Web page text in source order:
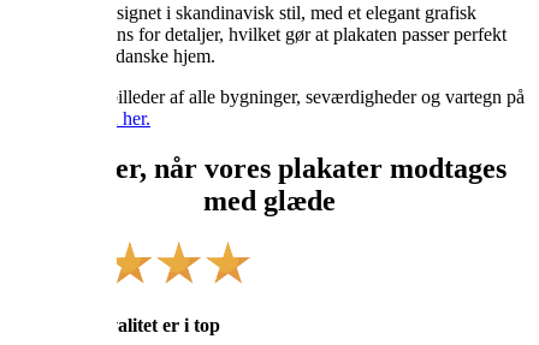
Plakaten er designet i skandinavisk stil, med et elegant grafisk
udtryk med sans for detaljer, hvilket gør at plakaten passer perfekt
ind i de fleste danske hjem.
Se navne og billeder af alle bygninger, seværdigheder og vartegn på
5000-plakaten her.
Vi elsker, når vores plakater modtages
med glæde
Service og kvalitet er i top